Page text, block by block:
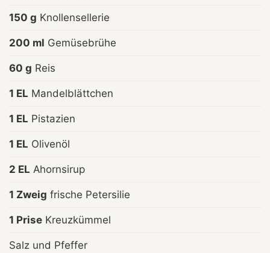
150 g Knollensellerie
200 ml Gemüsebrühe
60 g Reis
1 EL Mandelblättchen
1 EL Pistazien
1 EL Olivenöl
2 EL Ahornsirup
1 Zweig frische Petersilie
1 Prise Kreuzkümmel
Salz und Pfeffer